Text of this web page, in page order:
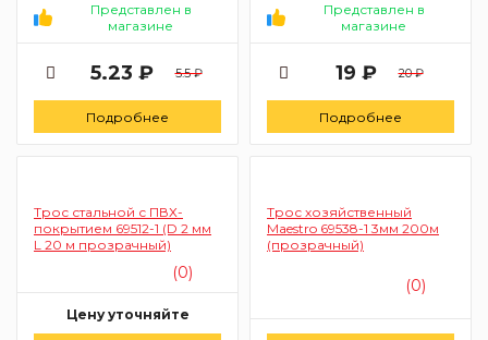
Представлен в
магазине
5.23 ₽ 5.5 ₽
Подробнее
Представлен в
магазине
19 ₽ 20 ₽
Подробнее
Трос стальной с ПВХ-
покрытием 69512-1 (D 2 мм
L 20 м прозрачный)
(0)
Цену уточняйте
Трос хозяйственный
Maestro 69538-1 3мм 200м
(прозрачный)
(0)